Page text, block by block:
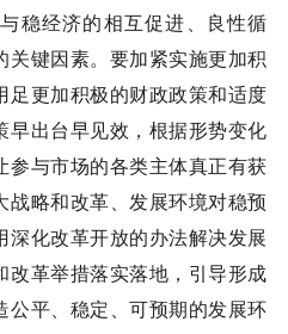
稳经济的相互促进、良性循
关键因素。要加紧实施更加积
足更加积极的财政政策和适度
早出台早见效，根据形势变化
参与市场的各类主体真正有获
战略和改革、发展环境对稳预
深化改革开放的办法解决发展
改革举措落实落地，引导形成
公平、稳定、可预期的发展环